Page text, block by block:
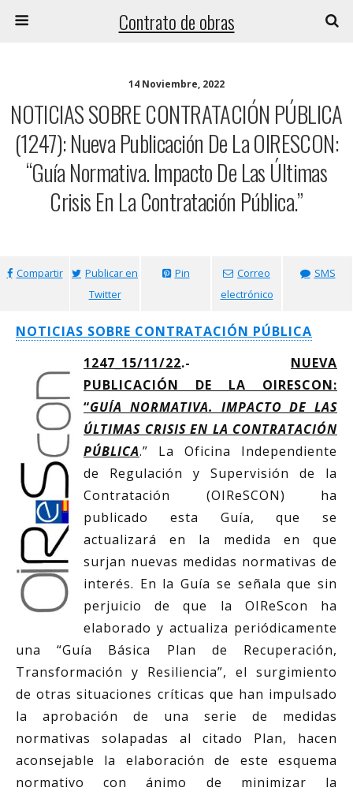
Contrato de obras
14 Noviembre, 2022
NOTICIAS SOBRE CONTRATACIÓN PÚBLICA
(1247): Nueva Publicación De La OIRESCON:
“Guía Normativa. Impacto De Las Últimas
Crisis En La Contratación Pública.”
Compartir
Publicar en
Twitter
Pin
Correo
electrónico
SMS
NOTICIAS SOBRE CONTRATACIÓN PÚBLICA
1247_15/11/22.- NUEVA
PUBLICACIÓN DE LA OIRESCON:
“GUÍA NORMATIVA. IMPACTO DE LAS
ÚLTIMAS CRISIS EN LA CONTRATACIÓN
PÚBLICA.” La Oficina Independiente
de Regulación y Supervisión de la
Contratación (OIReSCON) ha
publicado esta Guía, que se
actualizará en la medida en que
surjan nuevas medidas normativas de
interés. En la Guía se señala que sin
perjuicio de que la OIReScon ha
elaborado y actualiza periódicamente
una “Guía Básica Plan de Recuperación,
Transformación y Resiliencia”, el surgimiento
de otras situaciones críticas que han impulsado
la aprobación de una serie de medidas
normativas solapadas al citado Plan, hacen
aconsejable la elaboración de este esquema
normativo con ánimo de minimizar la